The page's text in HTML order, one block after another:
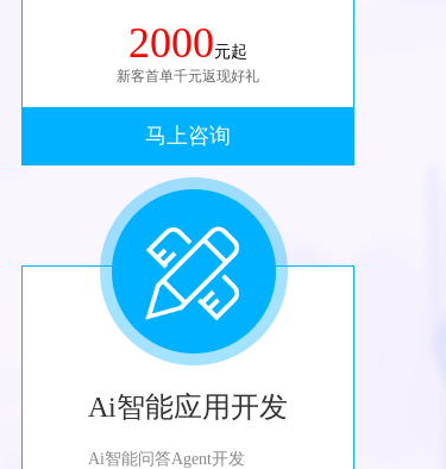
2000元起
新客首单千元返现好礼
马上咨询
Ai智能应用开发
Ai智能问答Agent开发